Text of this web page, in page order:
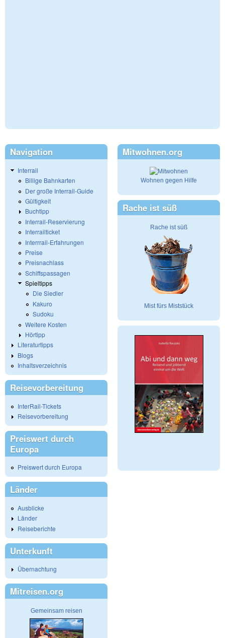
Navigation
Interrail
Billige Bahnkarten
Der große Interrail-Guide
Gültigkeit
Buchtipp
Interrail-Reservierung
Interrailticket
Interrrail-Erfahrungen
Preise
Preisnachlass
Schiffspassagen
Spieltipps
Die Siedler
Kakuro
Sudoku
Weitere Kosten
Hörtipp
Literaturtipps
Blogs
Inhaltsverzeichnis
Reisevorbereitung
InterRail-Tickets
Reisevorbereitung
Preiswert durch
Europa
Preiswert durch Europa
Länder
Ausblicke
Länder
Reiseberichte
Unterkunft
Übernachtung
Mitreisen.org
Gemeinsam reisen
Mitwohnen.org
Wohnen gegen Hilfe
Rache ist süß
Rache ist süß
Mist fürs Miststück